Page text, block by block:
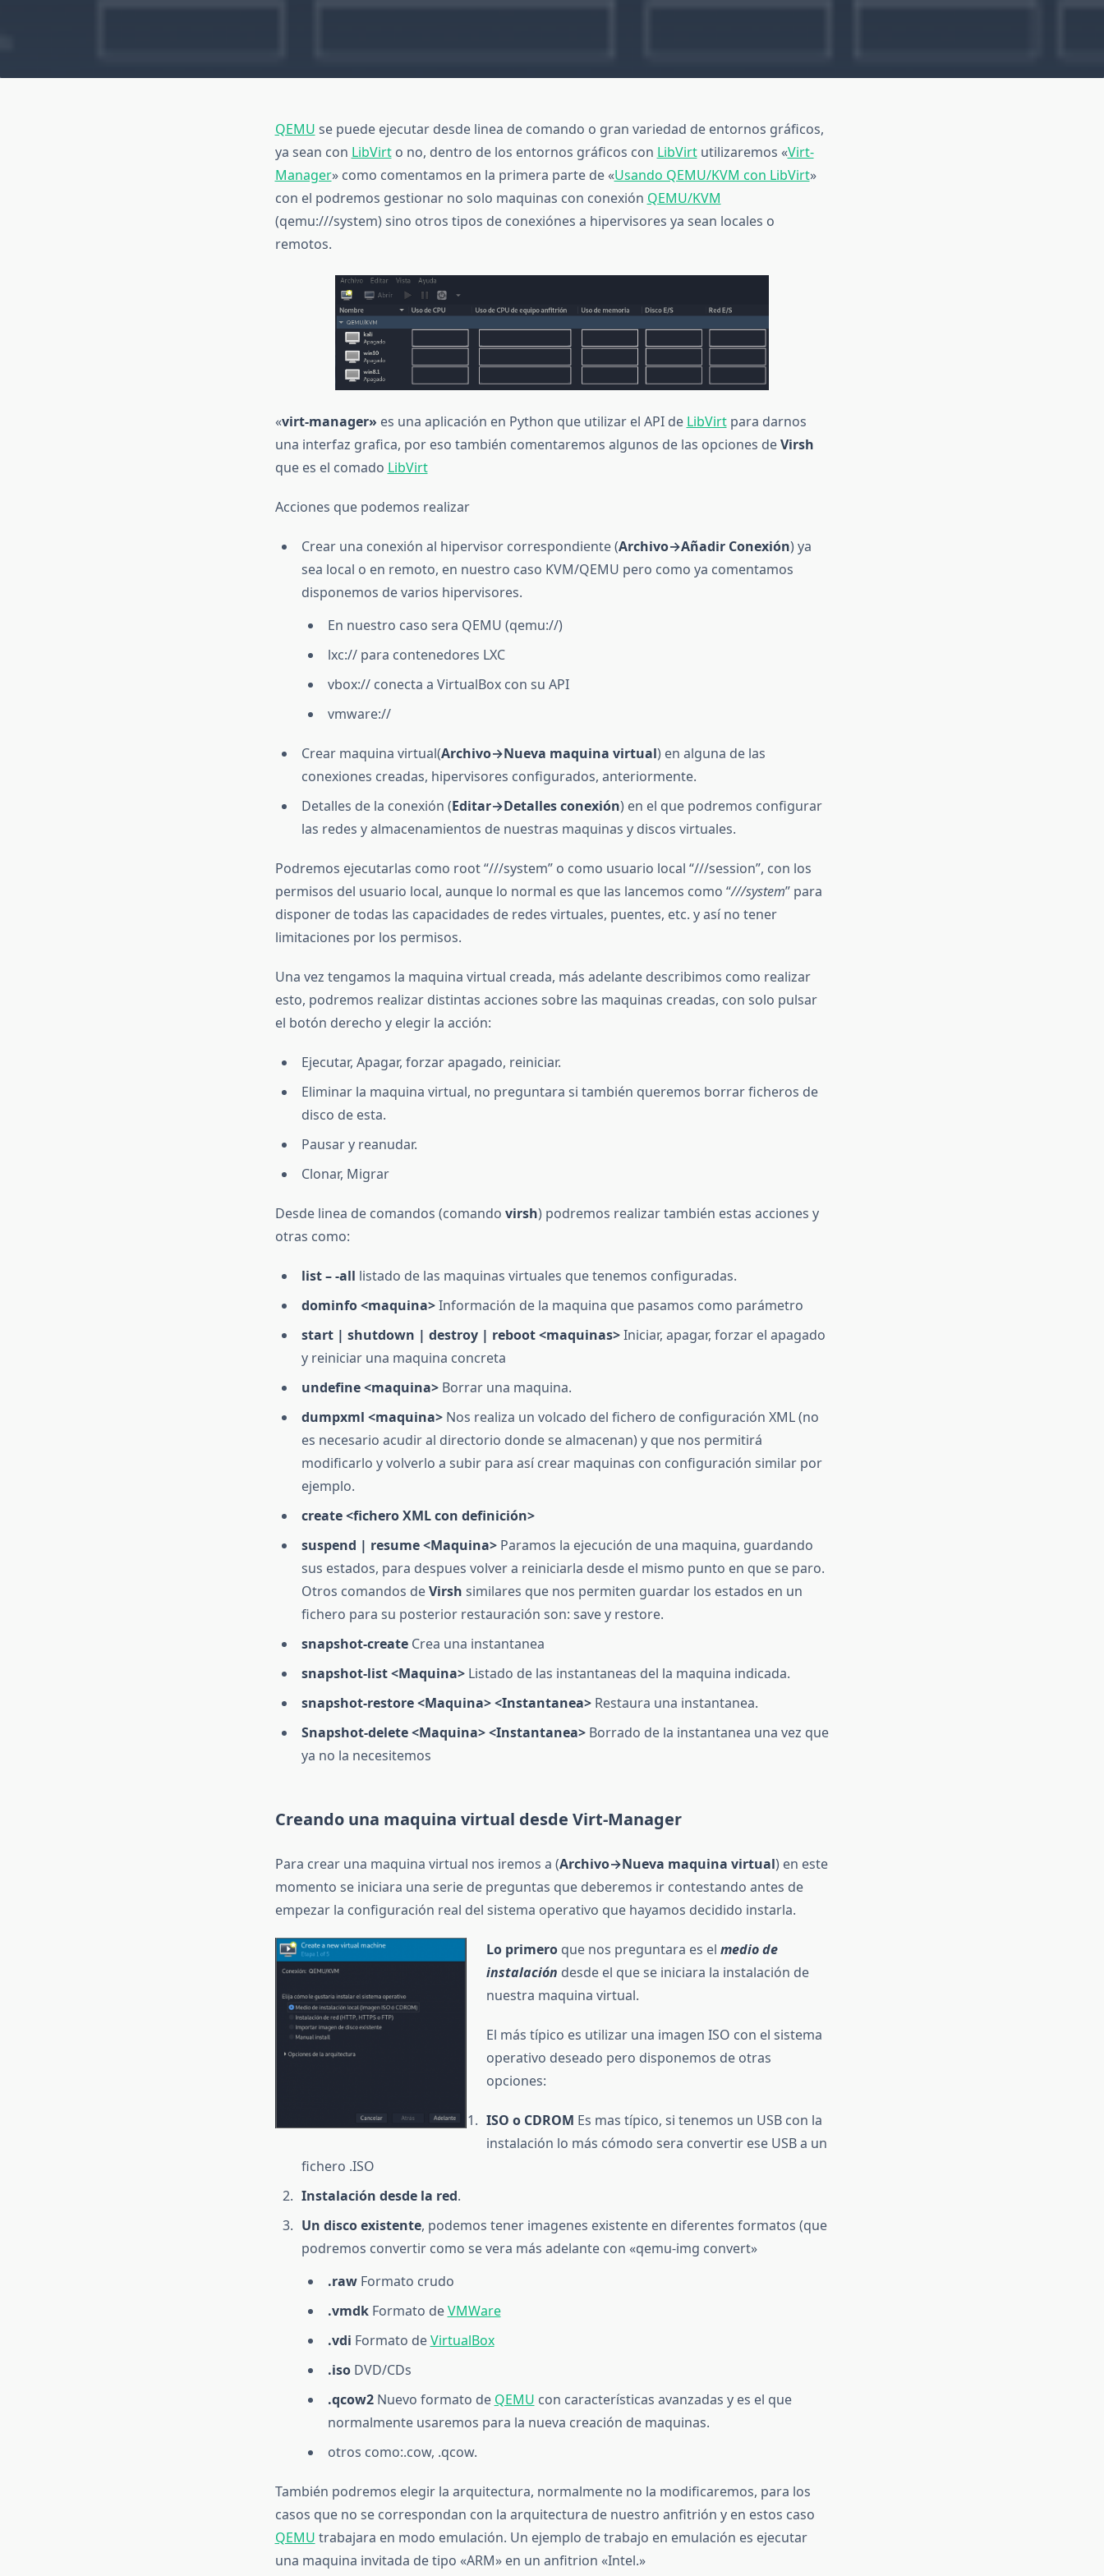
QEMU se puede ejecutar desde linea de comando o gran variedad de entornos gráficos,
ya sean con LibVirto no, dentro de los entornos gráficos con LibVirtutilizaremos «Virt-
Manager» como comentamos en la primera parte de «Usando QEMU/KVM con LibVirt»
con el podremos gestionar no solo maquinas con conexión QEMU/KVM
(qemu:///system) sino otros tipos de conexiónes a hipervisores ya sean locales o
remotos.
«virt-manager» es una aplicación en Python que utilizar el API de LibVirtpara darnos
una interfaz grafica, por eso también comentaremos algunos de las opciones deVirsh
que es el comado LibVirt
Acciones que podemos realizar
Crear una conexión al hipervisor correspondiente (Archivo→Añadir Conexión) ya
sea local o en remoto, en nuestro caso KVM/QEMU pero como ya comentamos
disponemos de varios hipervisores.
En nuestro caso sera QEMU (qemu://)
lxc:// para contenedores LXC
vbox:// conecta a VirtualBox con su API
vmware://
Crear maquina virtual(Archivo→Nueva maquina virtual) en alguna de las
conexiones creadas, hipervisores configurados, anteriormente.
Detalles de la conexión (Editar→Detalles conexión) en el que podremos configurar
las redes y almacenamientos de nuestras maquinas y discos virtuales.
Podremos ejecutarlas como root “///system” o como usuario local “///session”, con los
permisos del usuario local, aunque lo normal es que las lancemos como “///system” para
disponer de todas las capacidades de redes virtuales, puentes, etc. y así no tener
limitaciones por los permisos.
Una vez tengamos la maquina virtual creada, más adelante describimos como realizar
esto, podremos realizar distintas acciones sobre las maquinas creadas, con solo pulsar
el botón derecho y elegir la acción:
Ejecutar, Apagar, forzar apagado, reiniciar.
Eliminar la maquina virtual, no preguntara si también queremos borrar ficheros de
disco de esta.
Pausar y reanudar.
Clonar, Migrar
Desde linea de comandos (comando virsh) podremos realizar también estas acciones y
otras como:
list – -all listado de las maquinas virtuales que tenemos configuradas.
dominfo <maquina>Información de la maquina que pasamos como parámetro
start | shutdown | destroy | reboot <maquinas>Iniciar, apagar, forzar el apagado
y reiniciar una maquina concreta
undefine <maquina>Borrar una maquina.
dumpxml <maquina>Nos realiza un volcado del fichero de configuración XML (no
es necesario acudir al directorio donde se almacenan) y que nos permitirá
modificarlo y volverlo a subir para así crear maquinas con configuración similar por
ejemplo.
create <fichero XML con definición>
suspend | resume <Maquina>Paramos la ejecución de una maquina, guardando
sus estados, para despues volver a reiniciarla desde el mismo punto en que se paro.
Otros comandos deVirsh similares que nos permiten guardar los estados en un
fichero para su posterior restauración son: save y restore.
snapshot-createCrea una instantanea
snapshot-list <Maquina>Listado de las instantaneas del la maquina indicada.
snapshot-restore <Maquina> <Instantanea> Restaura una instantanea.
Snapshot-delete <Maquina> <Instantanea> Borrado de la instantanea una vez que
ya no la necesitemos
Creando una maquina virtual desde Virt-Manager
Para crear una maquina virtual nos iremos a (Archivo→Nueva maquina virtual) en este
momento se iniciara una serie de preguntas que deberemos ir contestando antes de
empezar la configuración real del sistema operativo que hayamos decidido instarla.
Lo primeroque nos preguntara es el medio de
instalación desde el que se iniciara la instalación de
nuestra maquina virtual.
El más típico es utilizar una imagen ISO con el sistema
operativo deseado pero disponemos de otras
opciones:
ISO o CDROM Es mas típico, si tenemos un USB con la
instalación lo más cómodo sera convertir ese USB a un
fichero .ISO
Instalación desde la red.
Un disco existente, podemos tener imagenes existente en diferentes formatos (que
podremos convertir como se vera más adelante con «qemu-img convert»
.rawFormato crudo
.vmdkFormato deVMWare
.vdi Formato deVirtualBox
.isoDVD/CDs
.qcow2Nuevo formato de QEMU con características avanzadas y es el que
normalmente usaremos para la nueva creación de maquinas.
otros como:.cow, .qcow.
También podremos elegir la arquitectura, normalmente no la modificaremos, para los
casos que no se correspondan con la arquitectura de nuestro anfitrión y en estos caso
QEMU trabajara en modo emulación. Un ejemplo de trabajo en emulación es ejecutar
una maquina invitada de tipo «ARM» en un anfitrion «Intel.»